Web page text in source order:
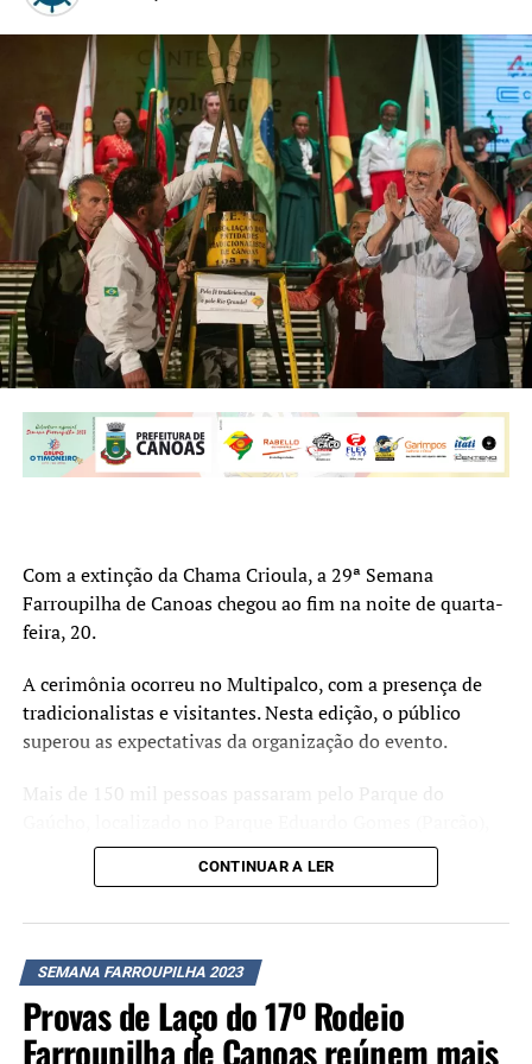
Sandro Coelho – Foto: Thiago Guimarães
A noite de sexta-feira, 15,foi de muita festa, alegria e
honra às tradições na terceira noite da 29ª Semana
Farroupilha de Canoas. As atrações musicais ficaram por
conta da Banda Gurias Gaúchas, Fábio Duzac – Cardeal
Missioneiro e Grupo Oh de Casa, que movimentaram o
público.
Fábio Duzac – Foto: Thiago Guimarães
Com a extinção da Chama Crioula, a 29ª Semana
Farroupilha de Canoas chegou ao fim na noite de quarta-
feira, 20.
A cerimônia ocorreu no Multipalco, com a presença de
tradicionalistas e visitantes. Nesta edição, o público
superou as expectativas da organização do evento.
no bairro Fátima, desde a abertura da programação, em
13 de setembro.
O feriado foi de movimento intenso no parque.
Visitantes de todas as querências aproveitaram o Dia do
Gaúcho e curtiram as atrações culturais e artísticas do
evento.
CONTINUAR A LER
SEMANA FARROUPILHA 2023
Provas de Laço do 17º Rodeio
Farroupilha de Canoas reúnem mais